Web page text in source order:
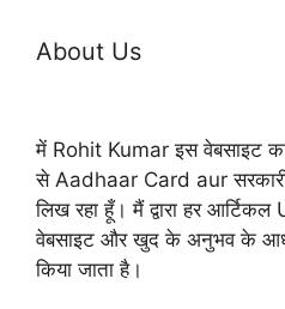
About Us
में Rohit Kumar इस वेबसाइट
से Aadhaar Card aur सरकारी
लिख रहा हूँ। मैं द्वारा हर
वेबसाइट और खुद के अनुभव के
किया जाता है।